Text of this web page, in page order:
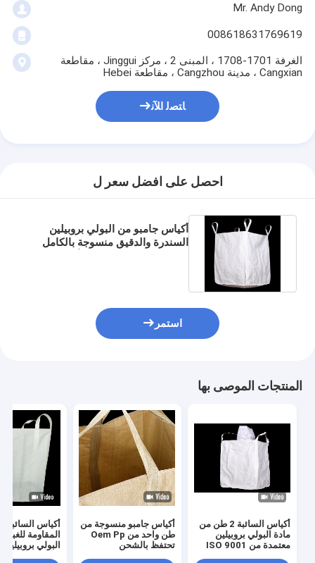
Mr. Andy Dong
008618631769619
الغرفة 1701-1708 ، المبنى 2 ، مركز Jinggui ، مقاطعة
Cangxian ، مدينة Cangzhou ، مقاطعة Hebei
ﺎﺘﺼﻟ ﺍﻶﻧ
احصل على افضل سعر ل
أكياس جامبو من البولي بروبيلين
السندرة والدقيق منسوجة بالكامل
استمر
المنتجات الموصى بها
أكياس السائبة 2 طن من
مادة البولي بروبيلين
معتمدة من ISO 9001
أكياس جامبو منسوجة من
طن واحد من Oem Pp
تحتفظ بالشحن
أكياس السائبة
المقاومة
البولي